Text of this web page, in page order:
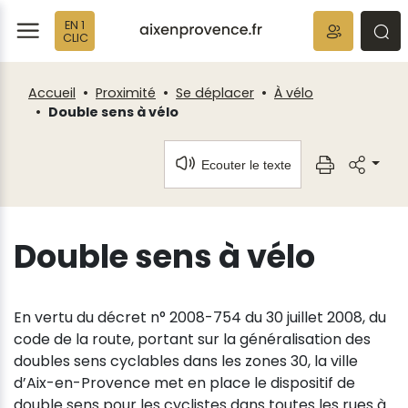
EN 1
CLIC
Accueil Proximité Se déplacer
À vélo
Double sens à vélo
Ecouter le texte
Double sens à vélo
En vertu du décret n° 2008-754 du 30 juillet 2008, du
code de la route, portant sur la généralisation des
doubles sens cyclables dans les zones 30, la ville
d’Aix-en-Provence met en place le dispositif de
Fenêtre
de
chat
Panneau de gestion des cookies